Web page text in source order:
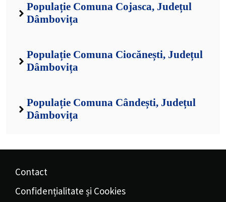
Populație Comuna Cojasca, Județul
Dâmbovița
Populație Comuna Ciocănești, Județul
Dâmbovița
Populație Comuna Cândești, Județul
Dâmbovița
Contact
Confidențialitate și Cookies